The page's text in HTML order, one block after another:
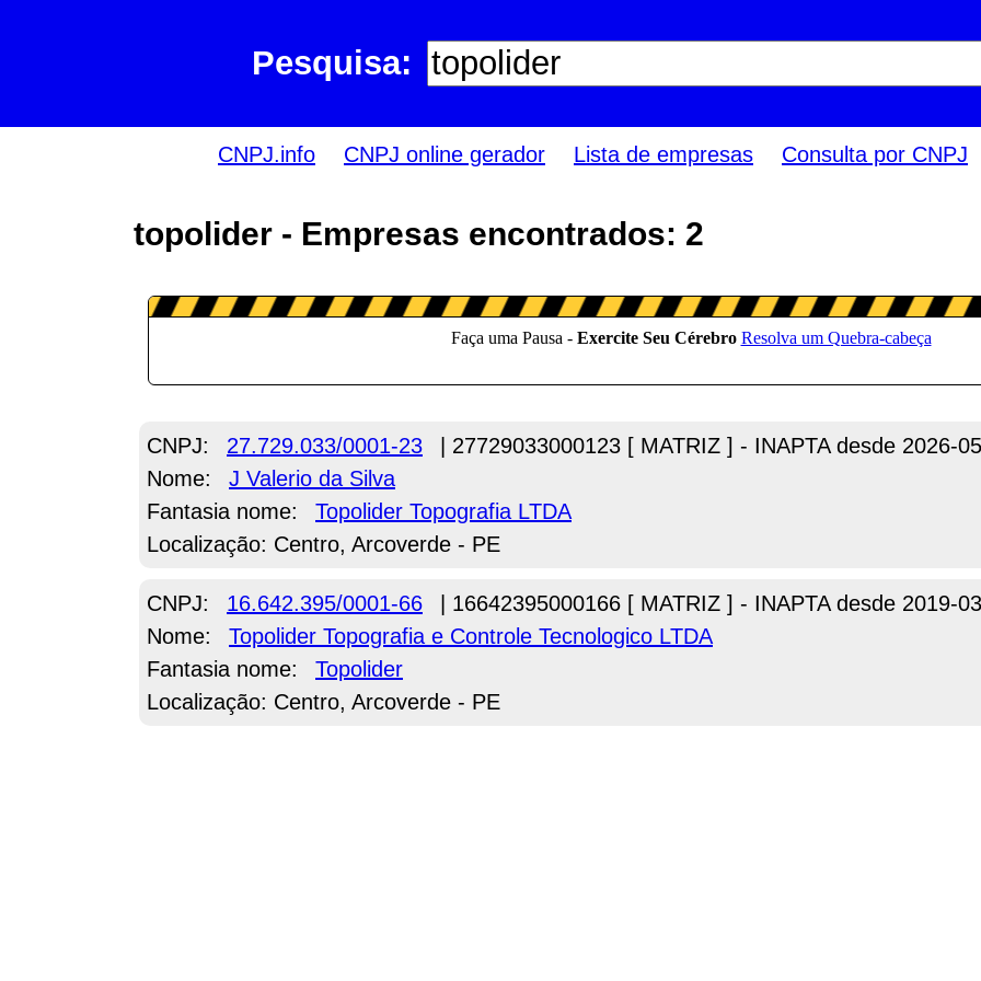
Pesquisa:
CNPJ.info CNPJ online gerador Lista de empresas Consulta por CNPJ
topolider - Empresas encontrados: 2
CNPJ: 27.729.033/0001-23
| 27729033000123 [ MATRIZ ] - INAPTA desde 2026-
Nome:
J Valerio da Silva
Fantasia nome:
Topolider Topografia LTDA
Localização: Centro, Arcoverde - PE
CNPJ: 16.642.395/0001-66
| 16642395000166 [ MATRIZ ] - INAPTA desde 2019-
Nome:
Topolider Topografia e Controle Tecnologico LTDA
Fantasia nome:
Topolider
Localização: Centro, Arcoverde - PE